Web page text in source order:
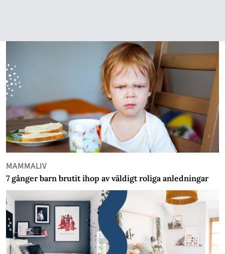
MAMMALIV
7 gånger barn brutit ihop av väldigt roliga anledningar